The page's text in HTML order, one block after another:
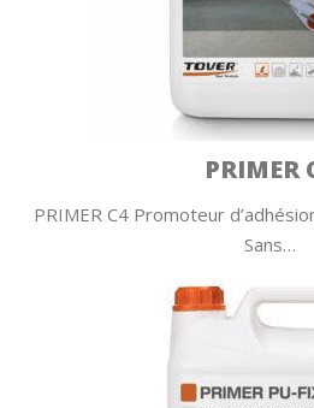
PRIMER
PRIMER C4 Promoteur
Sans…